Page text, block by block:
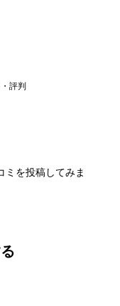
評判
ミを投稿してみま